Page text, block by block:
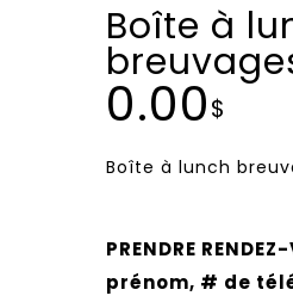
Boîte à
0.00$
Boîte à lunch
PRENDRE
prénom, # de